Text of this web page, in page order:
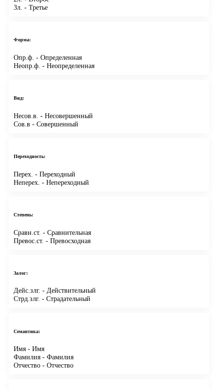
3л. - Третье
Форма:
Опр.ф. - Определенная
Неопр.ф. - Неопределенная
Вид:
Несов.в. - Несовершенный
Сов.в - Совершенный
Переходность:
Перех. - Переходный
Неперех. - Непереходный
Степень:
Сравн.ст. - Сравнительная
Превос.ст. - Превосходная
Залог:
Дейс.злг. - Действительный
Стрд.злг. - Страдательный
Семантика:
Имя - Имя
Фамилия - Фамилия
Отчество - Отчество